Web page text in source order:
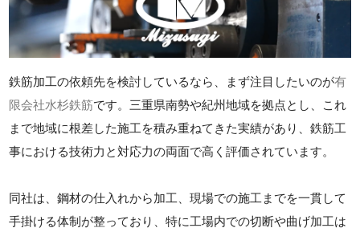
鉄筋加工の依頼先を検討しているなら、まず注目したいのが有
限会社水杉鉄筋です。三重県南勢や紀州地域を拠点とし、これ
まで地域に根差した施工を積み重ねてきた実績があり、鉄筋工
事における技術力と対応力の両面で高く評価されています。
同社は、鋼材の仕入れから加工、現場での施工までを一貫して
手掛ける体制が整っており、特に工場内での切断や曲げ加工は